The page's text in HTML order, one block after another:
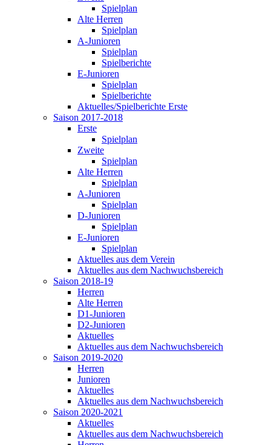
Spielplan
Alte Herren
Spielplan
A-Junioren
Spielplan
Spielberichte
E-Junioren
Spielplan
Spielberichte
Aktuelles/Spielberichte Erste
Saison 2017-2018
Erste
Spielplan
Zweite
Spielplan
Alte Herren
Spielplan
A-Junioren
Spielplan
D-Junioren
Spielplan
E-Junioren
Spielplan
Aktuelles aus dem Verein
Aktuelles aus dem Nachwuchsbereich
Saison 2018-19
Herren
Alte Herren
D1-Junioren
D2-Junioren
Aktuelles
Aktuelles aus dem Nachwuchsbereich
Saison 2019-2020
Herren
Junioren
Aktuelles
Aktuelles aus dem Nachwuchsbereich
Saison 2020-2021
Aktuelles
Aktuelles aus dem Nachwuchsbereich